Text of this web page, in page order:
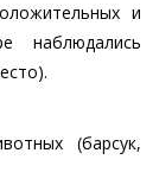
и
наблюдались
(барсук,